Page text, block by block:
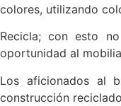
colores, utilizando
Recicla; con esto
oportunidad al
Los aficionados al
construcción